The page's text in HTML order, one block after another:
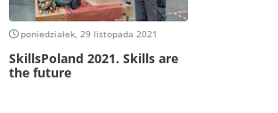
poniedziałek, 29 listopada 2021
SkillsPoland 2021. Skills are
the future